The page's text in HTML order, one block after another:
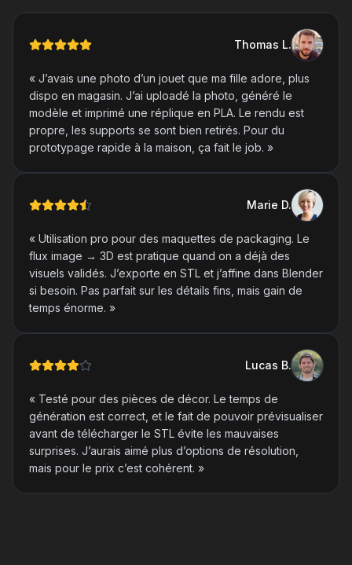
Thomas L.
« J’avais une photo d’un jouet que ma fille adore, plus
dispo en magasin. J’ai uploadé la photo, généré le
modèle et imprimé une réplique en PLA. Le rendu est
propre, les supports se sont bien retirés. Pour du
prototypage rapide à la maison, ça fait le job. »
Marie D.
« Utilisation pro pour des maquettes de packaging. Le
flux image → 3D est pratique quand on a déjà des
visuels validés. J’exporte en STL et j’affine dans Blender
si besoin. Pas parfait sur les détails fins, mais gain de
temps énorme. »
Lucas B.
« Testé pour des pièces de décor. Le temps de
génération est correct, et le fait de pouvoir prévisualiser
avant de télécharger le STL évite les mauvaises
surprises. J’aurais aimé plus d’options de résolution,
mais pour le prix c’est cohérent. »